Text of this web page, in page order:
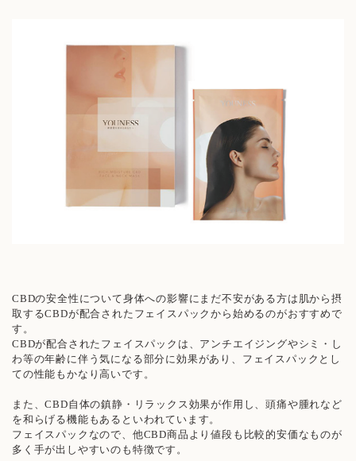
CBDの安全性について身体への影響にまだ不安がある方は肌から摂
取するCBDが配合されたフェイスパックから始めるのがおすすめで
す。
CBDが配合されたフェイスパックは、アンチエイジングやシミ・し
わ等の年齢に伴う気になる部分に効果があり、フェイスパックとし
ての性能もかなり高いです。
また、CBD自体の鎮静・リラックス効果が作用し、頭痛や腫れなど
を和らげる機能もあるといわれています。
フェイスパックなので、他CBD商品より値段も比較的安価なものが
多く手が出しやすいのも特徴です。